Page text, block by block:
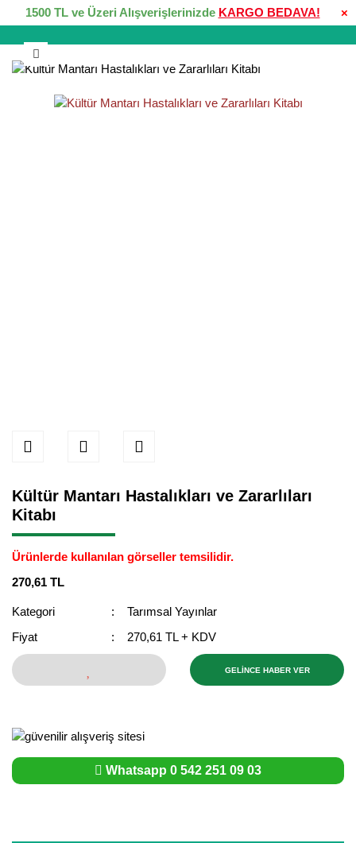
×
1500 TL ve Üzeri Alışverişlerinizde KARGO BEDAVA!
Kültür Mantarı Hastalıkları ve Zararlıları
Kitabı
Ürünlerde kullanılan görseller temsilidir.
270,61 TL
Kategori
Tarımsal Yayınlar
Fiyat
270,61 TL + KDV
GELİNCE HABER VER
Whatsapp 0 542 251 09 03